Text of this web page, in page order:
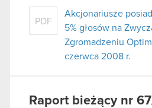
PDF
Akcjonariusze
5% głosów na
Zgromadzeniu
czerwca 2008 r.
Raport bieżący nr